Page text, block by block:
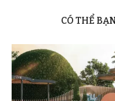
CÓ THỂ